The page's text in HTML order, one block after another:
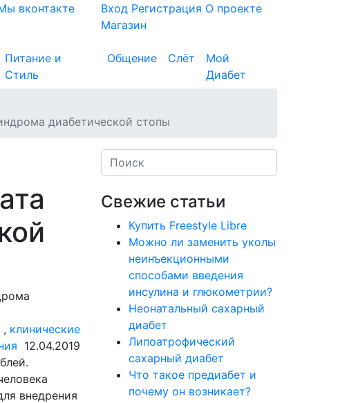
вконтакте Вход Регистрация О проекте
Магазин
Питание и
Стиль
Общение Слёт
Мой
Диабет
диабетической стопы
, клинические
12.04.2019
внедрения
Свежие статьи
Купить Freestyle Libre
Можно ли заменить уколы
неинъекционными
способами введения
инсулина и глюкометрии?
Неонатальный сахарный
диабет
Липоатрофический
сахарный диабет
Что такое предиабет и
почему он возникает?